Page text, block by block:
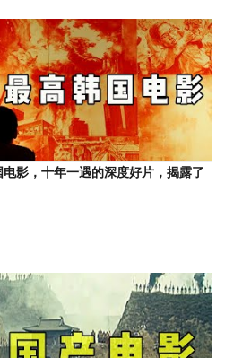
影，十年一遇的深度好片，揭露了